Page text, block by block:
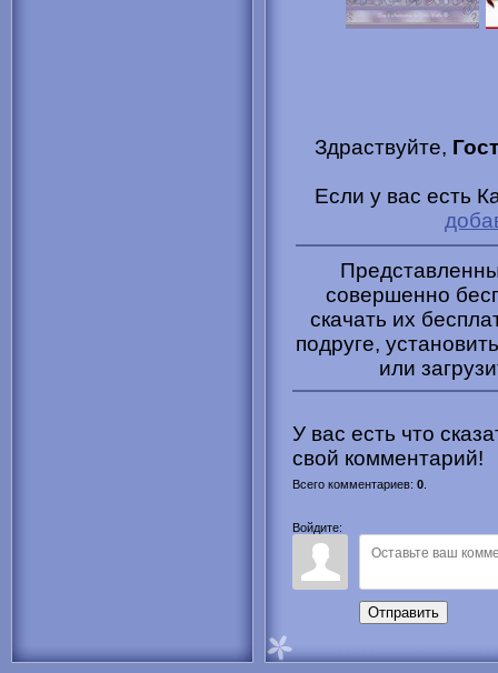
Здраствуйте,
Если у вас есть
совершенно
скачать их
подруге,
или
У вас есть что
свой комментарий!
Всего комментариев: 0
Войдите:
Отправить